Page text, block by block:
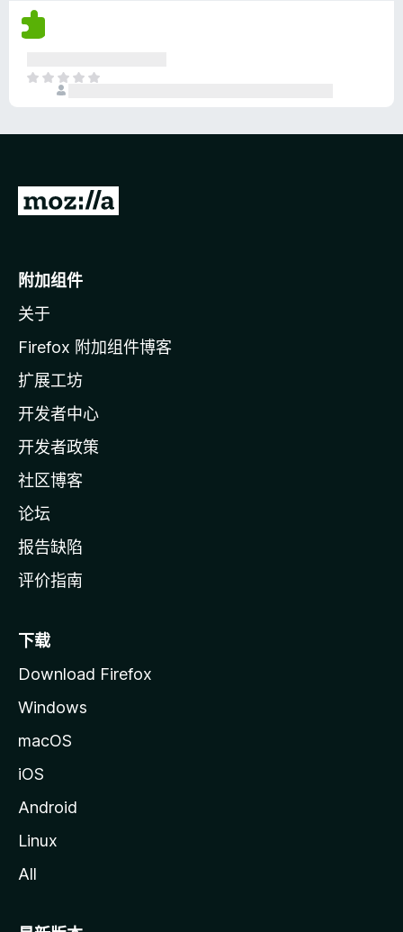
尚
无
目
无
转
o
i
l
a
主
页
附加组件
关于
Firefox 附加组件博客
扩展工坊
开发者中心
开发者政策
社区博客
论坛
报告缺陷
评价指南
下载
Download Firefox
Windows
macOS
iOS
Android
Linux
All